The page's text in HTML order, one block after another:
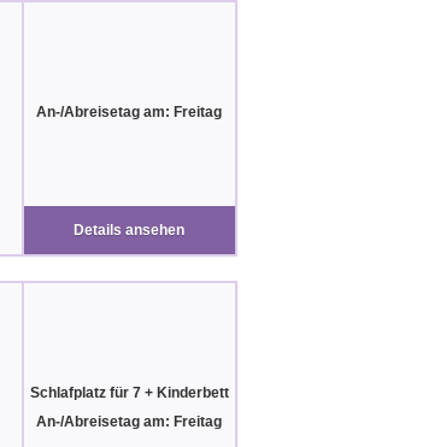
An-/Abreisetag am: Freitag
Details ansehen
Schlafplatz für 7 + Kinderbett
An-/Abreisetag am: Freitag